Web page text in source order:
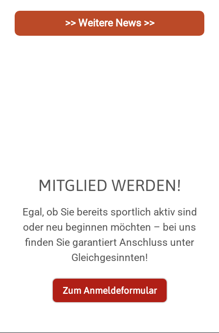
>> Weitere News >>
MITGLIED WERDEN!
Egal, ob Sie bereits sportlich aktiv sind
oder neu beginnen möchten – bei uns
finden Sie garantiert Anschluss unter
Gleichgesinnten!
Zum Anmeldeformular